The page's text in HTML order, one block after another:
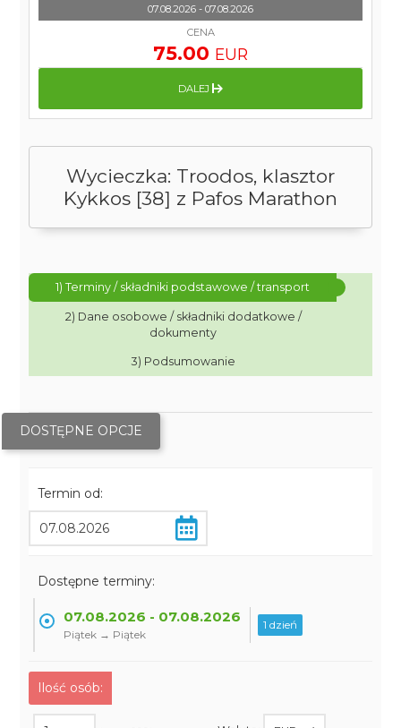
Wycieczka: Troodos, klasztor
Kykkos [38] z Pafos Marathon
1) Terminy / składniki podstawowe / transport
2) Dane osobowe / składniki dodatkowe /
dokumenty
3) Podsumowanie
DOSTĘPNE OPCJE
Termin od:
Dostępne terminy:
07.08.2026 - 07.08.2026
Piątek → Piątek
1 dzień
Ilość osób:
07.08.2026 - 07.08.2026
CENA
75.00 EUR
DALEJ